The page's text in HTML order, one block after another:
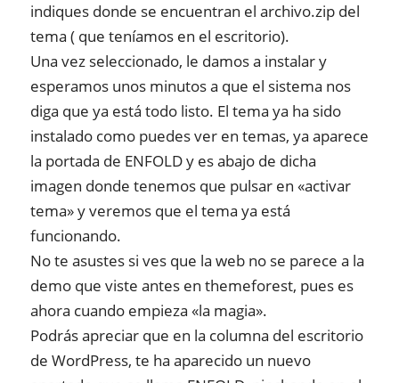
indiques donde se encuentran el archivo.zip del
tema ( que teníamos en el escritorio).
Una vez seleccionado, le damos a instalar y
esperamos unos minutos a que el sistema nos
diga que ya está todo listo. El tema ya ha sido
instalado como puedes ver en temas, ya aparece
la portada de ENFOLD y es abajo de dicha
imagen donde tenemos que pulsar en «activar
tema» y veremos que el tema ya está
funcionando.
No te asustes si ves que la web no se parece a la
demo que viste antes en themeforest, pues es
ahora cuando empieza «la magia».
Podrás apreciar que en la columna del escritorio
de WordPress, te ha aparecido un nuevo